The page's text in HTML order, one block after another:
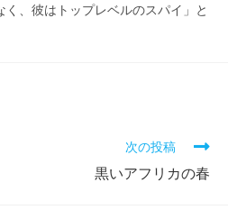
、彼はトップレベルのスパイ」と
次の投稿
黒いアフリカの春